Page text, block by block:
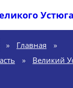
Главная
»
» Великий